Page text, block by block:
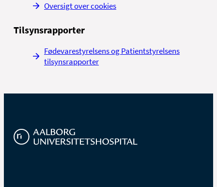
Oversigt over cookies
Tilsynsrapporter
Fødevarestyrelsens og Patientstyrelsens
tilsynsrapporter